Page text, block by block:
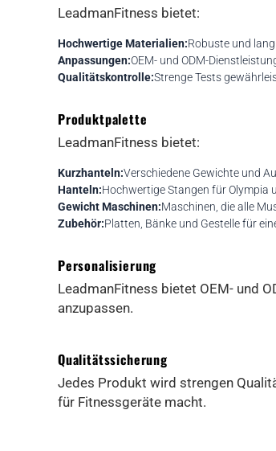
LeadmanFitness bietet:
Hochwertige Materialien:Robuste und
Anpassungen:OEM- und ODM-
Qualitätskontrolle:Strenge Tests
Produktpalette
LeadmanFitness bietet:
Kurzhanteln:Verschiedene Gewichte und
Hanteln:Hochwertige Stangen für Olympia
Gewicht Maschinen:Maschinen, die alle
Zubehör:Platten, Bänke und Gestelle für
Personalisierung
LeadmanFitness bietet OEM- und
anzupassen.
Qualitätssicherung
Jedes Produkt wird strengen
für Fitnessgeräte macht.